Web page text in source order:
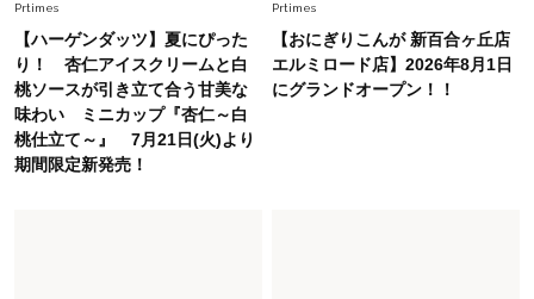
Fashion 2026.5.29
40代の夏通勤はこれ１着！「きちんと感」も
「オシャレ」も整うトレンドトップス〈4選〉
Prtimes
【ハーゲンダッツ】夏にぴった
り！ 杏仁アイスクリームと白
桃ソースが引き立て合う甘美な
味わい ミニカップ『杏仁～白
桃仕立て～』 7月21日(火)より
期間限定新発売！
Prtimes
【おにぎりこんが 新百合ヶ丘店
エルミロード店】2026年8月1日
にグランドオープン！！